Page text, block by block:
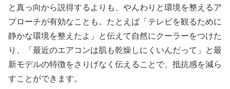
と真っ向から説得するよりも、やんわりと環境を整えるア
プローチが有効なことも。たとえば「テレビを観るために
静かな環境を整えたよ」と伝えて自然にクーラーをつけた
り、「最近のエアコンは肌も乾燥しにくいんだって」と最
新モデルの特徴をさりげなく伝えることで、抵抗感を減ら
すことができます。